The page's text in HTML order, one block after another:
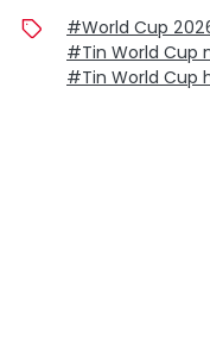
#World Cup
#Tin World Cup
#Tin World Cup